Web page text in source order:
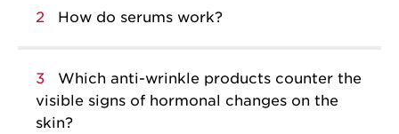
2 How do serums work?
3
Which anti-wrinkle products counter the
visible signs of hormonal changes on the
skin?